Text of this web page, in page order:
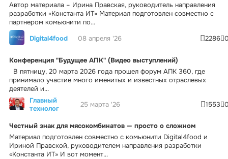
Автор материала – Ирина Правская, руководитель направления
разработки «Константа ИТ» Материал подготовлен совместно с
партнером комьюнити по...
Digital4food
08 апреля '26 2286
Конференция "Будущее АПК" (Видео выступлений)
В пятницу, 20 марта 2026 года прошел форум АПК 360, где
принимало участие много именитых и известных отраслевых
деятелей и...
Главный
технолог
25 марта '26 1553
Честный знак для мясокомбинатов — просто о сложном
Материал подготовлен совместно с комьюнити Digital4food и
Ириной Правской, руководителем направления разработки
«Константа ИТ» И вот момент...